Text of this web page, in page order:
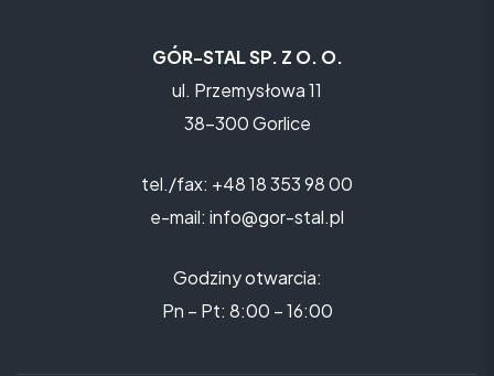
GÓR-STAL SP. Z O. O.
ul. Przemysłowa 11
38-300 Gorlice
tel./fax: +48 18 353 98 00
e-mail: info@gor-stal.pl
Godziny otwarcia:
Pn – Pt: 8:00 – 16:00